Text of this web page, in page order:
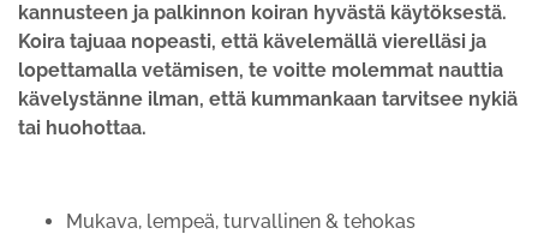
kannusteen ja palkinnon koiran hyvästä käytöksestä.
Koira tajuaa nopeasti, että kävelemällä vierelläsi ja
lopettamalla vetämisen, te voitte molemmat nauttia
kävelystänne ilman, että kummankaan tarvitsee nykiä
tai huohottaa.
Mukava, lempeä, turvallinen & tehokas